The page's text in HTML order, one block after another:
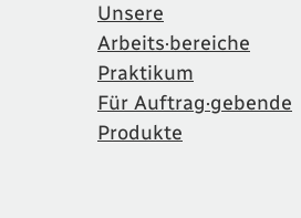
Unsere
Arbeits·bereiche
Praktikum
Für Auftrag·gebende
Produkte